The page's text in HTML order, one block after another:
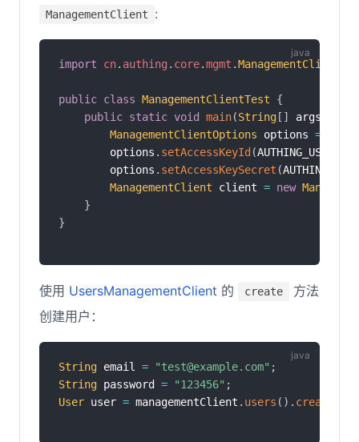
ManagementClient :
import cn. authing. core.mgmt .ManagementClient
public class ManagementClientTest
{
public static void main(String[ ] args
ManagementClientOptions options =
        options
. setAccessKeyId(
        options
. setAccessKeySecret (
ManagementClient client = new
}
}
使用 UsersManagementClient 的 create
方法
创建用户：
String email = "test@example.com" ;
String password = "123456" ;
User user = managementClient . users ( ) . create